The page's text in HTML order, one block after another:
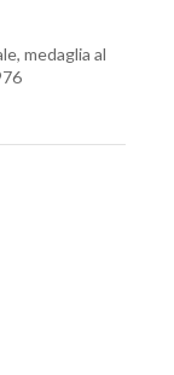
medaglia al